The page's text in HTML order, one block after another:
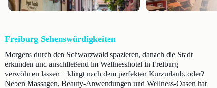
Freiburg Sehenswürdigkeiten
Morgens durch den Schwarzwald spazieren, danach die Stadt
erkunden und anschließend im Wellnesshotel in Freiburg
verwöhnen lassen – klingt nach dem perfekten Kurzurlaub, oder?
Neben Massagen, Beauty-Anwendungen und Wellness-Oasen hat